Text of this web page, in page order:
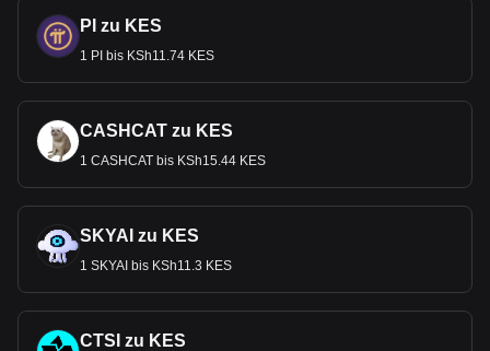
PI zu KES
1 PI bis KSh11.74 KES
CASHCAT zu KES
1 CASHCAT bis KSh15.44 KES
SKYAI zu KES
1 SKYAI bis KSh11.3 KES
CTSI zu KES